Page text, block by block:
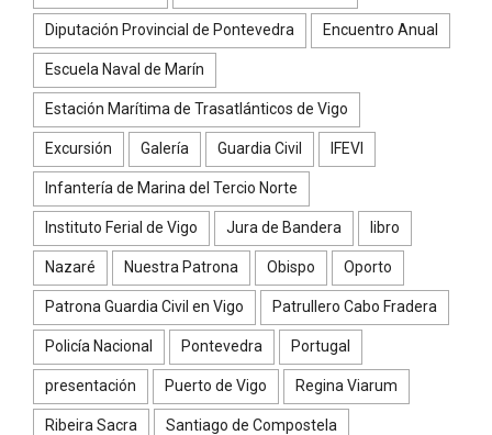
Diputación Provincial de Pontevedra Encuentro Anual
Escuela Naval de Marín
Estación Marítima de Trasatlánticos de Vigo
Excursión Galería Guardia Civil IFEVI
Infantería de Marina del Tercio Norte
Instituto Ferial de Vigo Jura de Bandera libro
Nazaré Nuestra Patrona Obispo Oporto
Patrona Guardia Civil en Vigo Patrullero Cabo Fradera
Policía Nacional Pontevedra Portugal
presentación Puerto de Vigo Regina Viarum
Ribeira Sacra Santiago de Compostela